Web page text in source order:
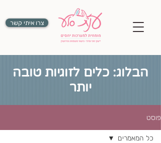
צרו איתי קשר
הבלוג: כלים לזוגיות טובה
יותר
פוסט
כל המאמרים